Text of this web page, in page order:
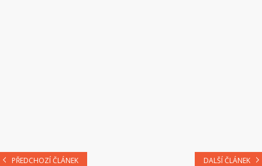
PŘEDCHOZÍ ČLÁNEK DALŠÍ ČLÁNEK